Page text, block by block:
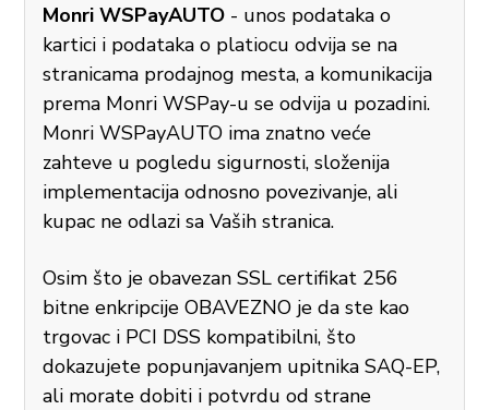
Monri WSPayAUTO - unos podataka o
kartici i podataka o platiocu odvija se na
stranicama prodajnog mesta, a komunikacija
prema Monri WSPay-u se odvija u pozadini.
Monri WSPayAUTO ima znatno veće
zahteve u pogledu sigurnosti, složenija
implementacija odnosno povezivanje, ali
kupac ne odlazi sa Vaših stranica.
Osim što je obavezan SSL certifikat 256
bitne enkripcije OBAVEZNO je da ste kao
trgovac i PCI DSS kompatibilni, što
dokazujete popunjavanjem upitnika SAQ-EP,
ali morate dobiti i potvrdu od strane